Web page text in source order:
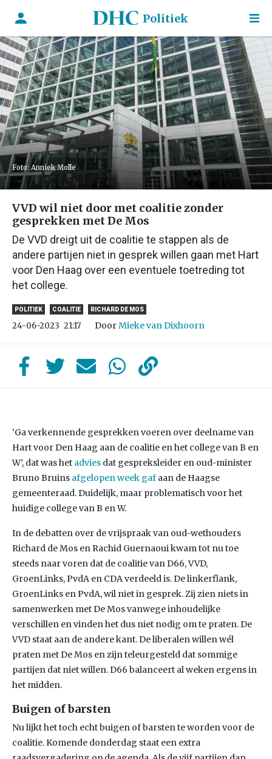
Politiek
Foto: Anniek Molle
VVD wil niet door met coalitie zonder
gesprekken met De Mos
De VVD dreigt uit de coalitie te stappen als de
andere partijen niet in gesprek willen gaan met Hart
voor Den Haag over een eventuele toetreding tot
het college.
POLITIEK COALITIE RICHARD DE MOS
24-06-2023 21:17 DoorMieke van Dixhoorn
‘Ga verkennende gesprekken voeren over deelname van
Hart voor Den Haag aan de coalitie en het college van B en
W’, dat was het advies dat gespreksleider en oud-minister
Bruno Bruins afgelopen week gaf aan de Haagse
gemeenteraad. Duidelijk, maar problematisch voor het
huidige college van B en W.
In de debatten over de vrijspraak van oud-wethouders
Richard de Mos en Rachid Guernaoui kwam tot nu toe
steeds naar voren dat de coalitie van D66, VVD,
GroenLinks, PvdA en CDA verdeeld is. De linkerflank,
GroenLinks en PvdA, wil niet in gesprek. Zij zien niets in
samenwerken met De Mos vanwege inhoudelijke
verschillen en vinden het dus niet nodig om te praten. De
VVD staat aan de andere kant. De liberalen willen wél
praten met De Mos en zijn teleurgesteld dat sommige
partijen dat niet willen. D66 balanceert al weken ergens in
het midden.
Buigen of barsten
Nu lijkt het toch echt buigen of barsten te worden voor de
coalitie. Komende donderdag staat een extra